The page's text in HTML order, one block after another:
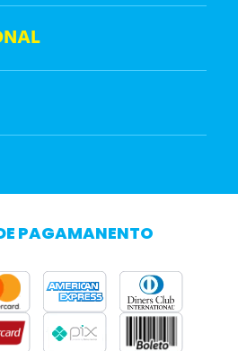
PAGAMANENTO